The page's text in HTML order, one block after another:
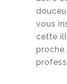
vous
cette